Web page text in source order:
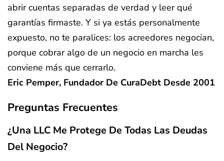
abrir cuentas separadas de verdad y leer qué
garantías firmaste. Y si ya estás personalmente
expuesto, no te paralices: los acreedores negocian,
porque cobrar algo de un negocio en marcha les
conviene más que cerrarlo.
Eric Pemper, Fundador De CuraDebt Desde 2001
Preguntas Frecuentes
¿Una LLC Me Protege De Todas Las Deudas
Del Negocio?